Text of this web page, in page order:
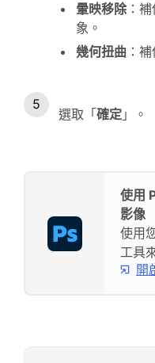
暈映移除：補
象。
幾何扭曲 ：
選取「 確定 」。
使用
影像
使用
工具
開